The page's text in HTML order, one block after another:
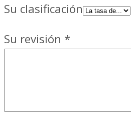
Su clasificación
Su revisión *